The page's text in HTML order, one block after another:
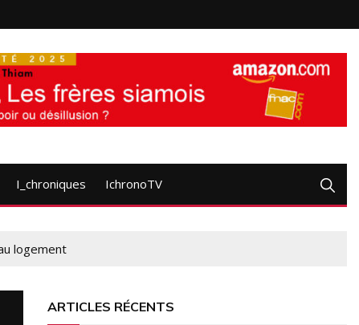
I_chroniques IchronoTV
logement
ARTICLES RÉCENTS